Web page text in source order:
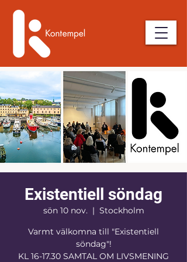
Existentiell söndag
sön 10 nov.
  |
Stockholm
Varmt välkomna till "Existentiell
söndag"!
KL 16-17.30 SAMTAL OM LIVSMENING